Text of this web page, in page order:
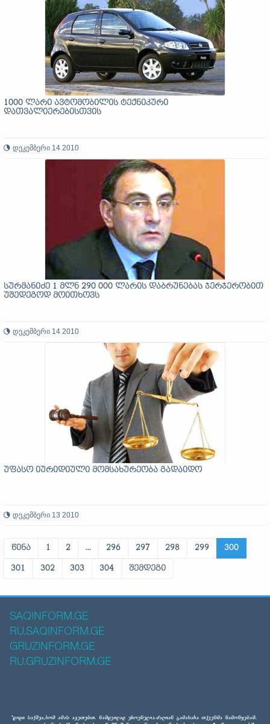
1000 ლარი ავტომობილის ტექნიკური
დათვალიერებისთვის
დეკემბერი 14 2010
სურმანიძე 1 მლნ 290 000 ლარის დაბრუნებას ჯერჯერობით
უშედეგოდ მოითხოვს
დეკემბერი 14 2010
უფასო იურიდიული მომსახურეობა გადაიდო
დეკემბერი 13 2010
წინა 1 2 ... 296 297 298 299 300
301 302 303 304 შემდეგი
SAQINFORM.GE
RU.SAQINFORM.GE
GRUZINFORM.GE
RU.GRUZINFORM.GE